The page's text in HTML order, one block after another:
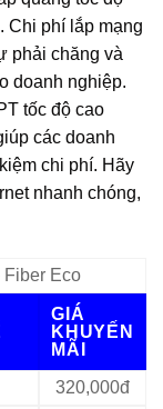
Chi phí lắp mạng
phải chăng và
doanh nghiệp.
tốc độ cao
các doanh
chi phí. Hãy
nhanh chóng,
Eco
GIÁ
KHUYẾN
MÃI
320,000đ